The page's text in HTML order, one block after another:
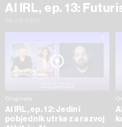
AI IRL, ep. 13:
Originals
AI IRL, ep. 12: Jedini
pobjednik utrke za razvoj